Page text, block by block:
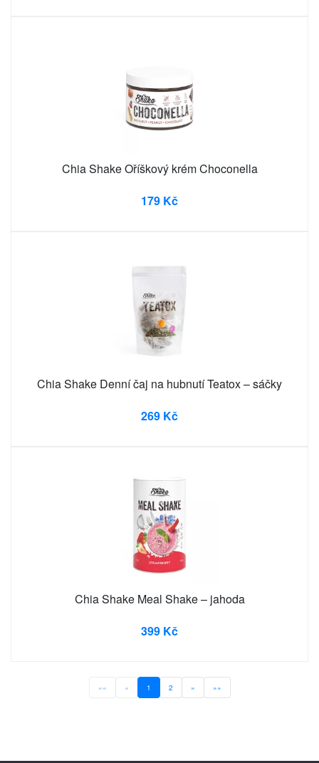
Chia Shake Oříškový krém Choconella
179 Kč
Chia Shake Denní čaj na hubnutí Teatox – sáčky
269 Kč
Chia Shake Meal Shake – jahoda
399 Kč
«« « 1 2 » »»